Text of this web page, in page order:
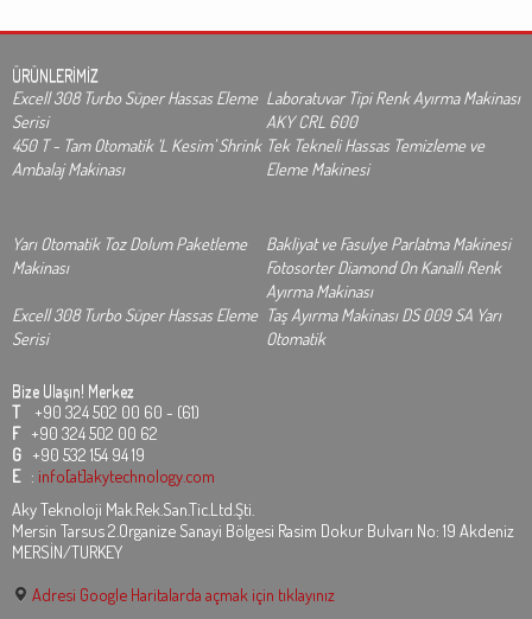
ÜRÜNLERİMİZ
Excell 308 Turbo Süper Hassas Eleme
Serisi
Laboratuvar Tipi Renk Ayırma Makinası
AKY CRL 600
450 T - Tam Otomatik ‘L Kesim’ Shrink
Ambalaj Makinası
Tek Tekneli Hassas Temizleme ve
Eleme Makinesi
Yarı Otomatik Toz Dolum Paketleme
Makinası
Bakliyat ve Fasulye Parlatma Makinesi
Fotosorter Diamond On Kanallı Renk
Ayırma Makinası
Excell 308 Turbo Süper Hassas Eleme
Serisi
Taş Ayırma Makinası DS 009 SA Yarı
Otomatik
Bize Ulaşın! Merkez
T +90 324 502 00 60 - (61)
F +90 324 502 00 62
G +90 532 154 94 19
E : info[at]akytechnology.com
Aky Teknoloji Mak.Rek.San.Tic.Ltd.Şti.
Mersin Tarsus 2.Organize Sanayi Bölgesi Rasim Dokur Bulvarı No: 19 Akdeniz
MERSİN/TURKEY
Adresi Google Haritalarda açmak için tıklayınız